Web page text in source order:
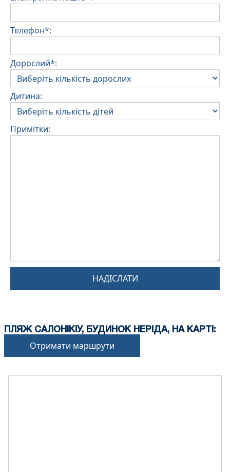
Телефон*:
Дорослий*:
Дитина:
Примітки:
НАДІСЛАТИ
ПЛЯЖ САЛОНІКІУ, БУДИНОК НЕРІДА, НА КАРТІ:
Отримати маршрути